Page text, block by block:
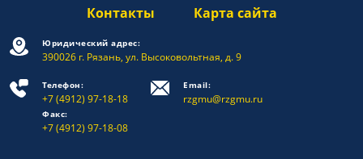
Контакты Карта сайта
Юридический адрес:
390026 г. Рязань, ул. Высоковольтная, д. 9
Телефон:
+7 (4912) 97-18-18
Факс:
+7 (4912) 97-18-08
Email:
rzgmu@rzgmu.ru